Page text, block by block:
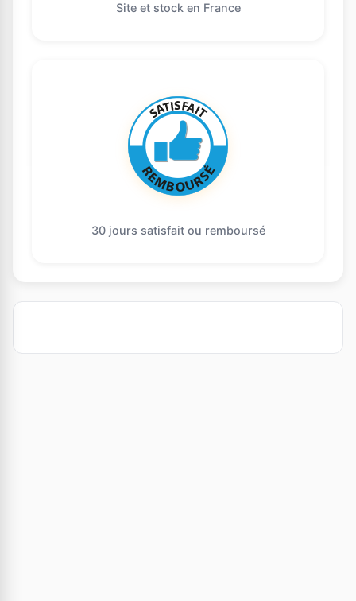
Site et stock en France
30 jours satisfait ou remboursé